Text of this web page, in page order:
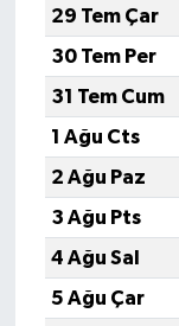
29 Tem Çar
30 Tem Per
31 Tem Cum
1 Ağu Cts
2 Ağu Paz
3 Ağu Pts
4 Ağu Sal
5 Ağu Çar